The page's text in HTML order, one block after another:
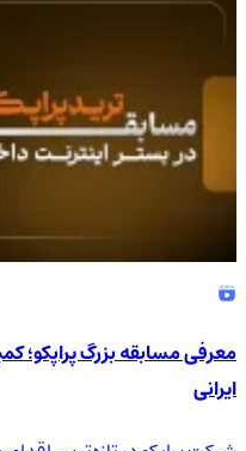
معرفی مسابقه بزرگ پراپکو؛
ایرانی